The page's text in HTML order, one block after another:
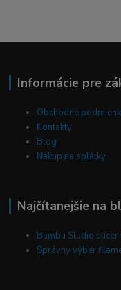
Informácie pre
Obchodné
Kontakty
Blog
Nákup na splátky
Najčítanejšie na
Bambu Studio slicer
Správny výber